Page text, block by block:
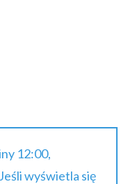
12:00,
wyświetla się